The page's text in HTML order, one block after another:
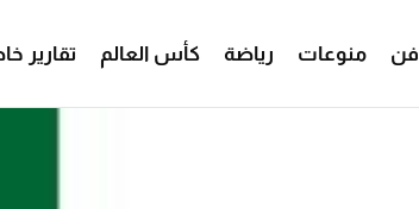
فن منوعات رياضة كأس العالم تقارير